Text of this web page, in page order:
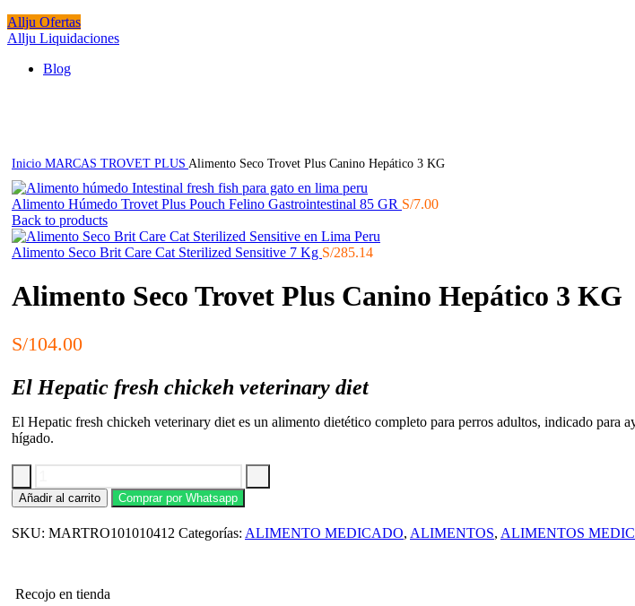
Allju Ofertas
Allju Liquidaciones
Blog
Inicio MARCAS TROVET PLUS Alimento Seco Trovet Plus Canino Hepático 3 KG
Alimento Húmedo Trovet Plus Pouch Felino Gastrointestinal 85 GR S/7.00
Back to products
Alimento Seco Brit Care Cat Sterilized Sensitive 7 Kg S/285.14
Alimento Seco Trovet Plus Canino Hepático 3 KG
S/104.00
El Hepatic fresh chickeh veterinary diet
El Hepatic fresh chickeh veterinary diet es un alimento dietético completo para perros adultos, indicado para
hígado.
Alimento
Seco
Plus
KG
Añadir al carrito Comprar por Whatsapp
SKU: MARTRO101010412 Categorías: ALIMENTO MEDICADO, ALIMENTOS, ALIMENTOS
Recojo en tienda